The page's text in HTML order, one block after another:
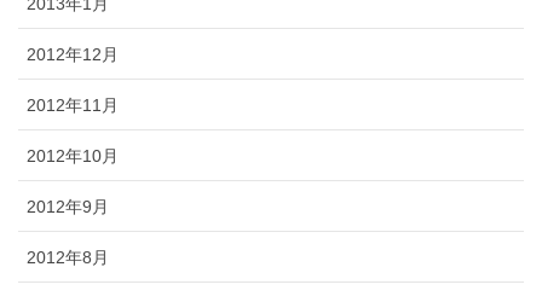
2012年12月
2012年11月
2012年10月
2012年9月
2012年8月